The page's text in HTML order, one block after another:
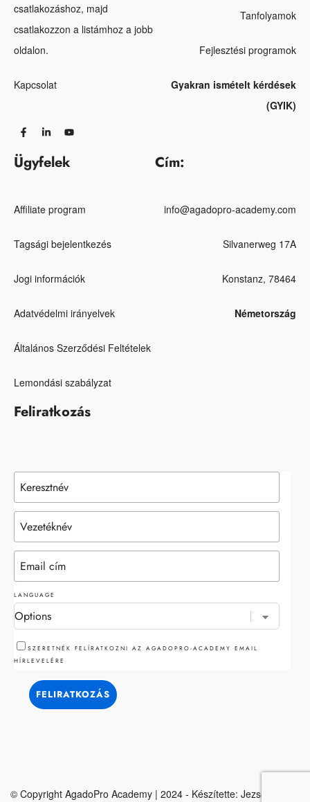
csatlakozáshoz, majd
csatlakozzon a listámhoz a jobb
oldalon.
Kapcsolat
Tanfolyamok
Fejlesztési programok
Gyakran ismételt kérdések
(GYIK)
Ügyfelek
Affiliate program
Tagsági bejelentkezés
Jogi információk
Adatvédelmi irányelvek
Általános Szerződési Feltételek
Lemondási szabályzat
Cím:
info@agadopro-academy.com
Silvanerweg 17A
Konstanz, 78464
Németország
Feliratkozás
LANGUAGE
SZERETNÉK FELÍRATKOZNI AZ AGADOPRO-ACADEMY EMAIL
HÍRLEVELÉRE
© Copyright AgadoPro Academy | 2024 - Készítette: Jezsó Attila &